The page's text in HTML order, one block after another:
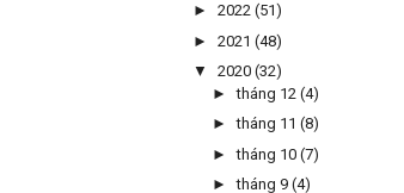
► 2022 (51)
► 2021 (48)
▼
2020 (32)
►tháng 12 (4)
►tháng 11 (8)
►tháng 10 (7)
►tháng 9 (4)